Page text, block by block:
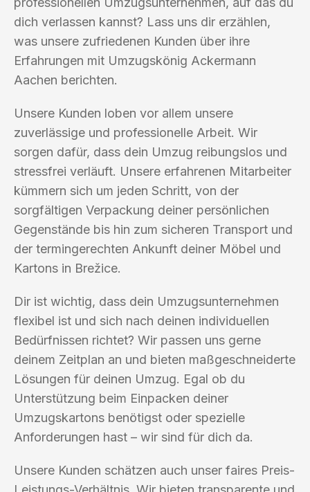
dich verlassen kannst? Lass uns dir erzählen,
was unsere zufriedenen Kunden über ihre
Erfahrungen mit Umzugskönig Ackermann
Aachen berichten.
Unsere Kunden loben vor allem unsere
zuverlässige und professionelle Arbeit. Wir
sorgen dafür, dass dein Umzug reibungslos und
stressfrei verläuft. Unsere erfahrenen Mitarbeiter
kümmern sich um jeden Schritt, von der
sorgfältigen Verpackung deiner persönlichen
Gegenstände bis hin zum sicheren Transport und
der termingerechten Ankunft deiner Möbel und
Kartons in Brežice.
Dir ist wichtig, dass dein Umzugsunternehmen
flexibel ist und sich nach deinen individuellen
Bedürfnissen richtet? Wir passen uns gerne
deinem Zeitplan an und bieten maßgeschneiderte
Lösungen für deinen Umzug. Egal ob du
Unterstützung beim Einpacken deiner
Umzugskartons benötigst oder spezielle
Anforderungen hast – wir sind für dich da.
Unsere Kunden schätzen auch unser faires Preis-